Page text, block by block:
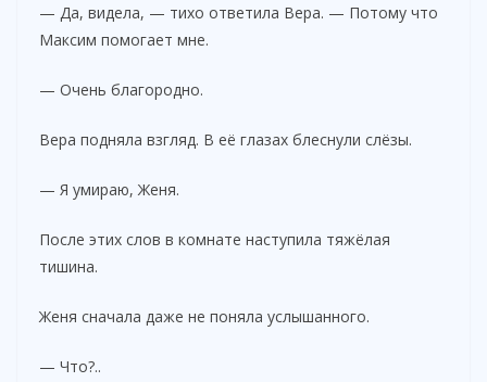
— Да, видела, — тихо ответила Вера. — Потому что
Максим помогает мне.
— Очень благородно.
Вера подняла взгляд. В её глазах блеснули слёзы.
— Я умираю, Женя.
После этих слов в комнате наступила тяжёлая
тишина.
Женя сначала даже не поняла услышанного.
— Что?..